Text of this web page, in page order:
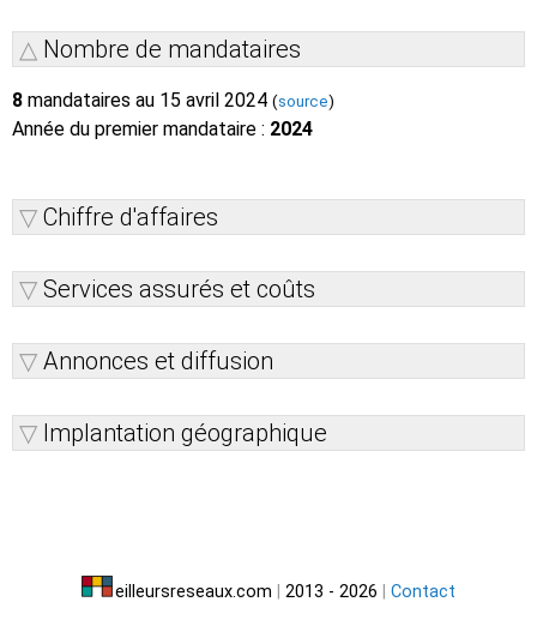
Nombre de mandataires
8 mandataires au 15 avril 2024 (source)
Année du premier mandataire : 2024
Chiffre d'affaires
Services assurés et coûts
Annonces et diffusion
Implantation géographique
eilleursreseaux.com 2013 - 2026 Contact